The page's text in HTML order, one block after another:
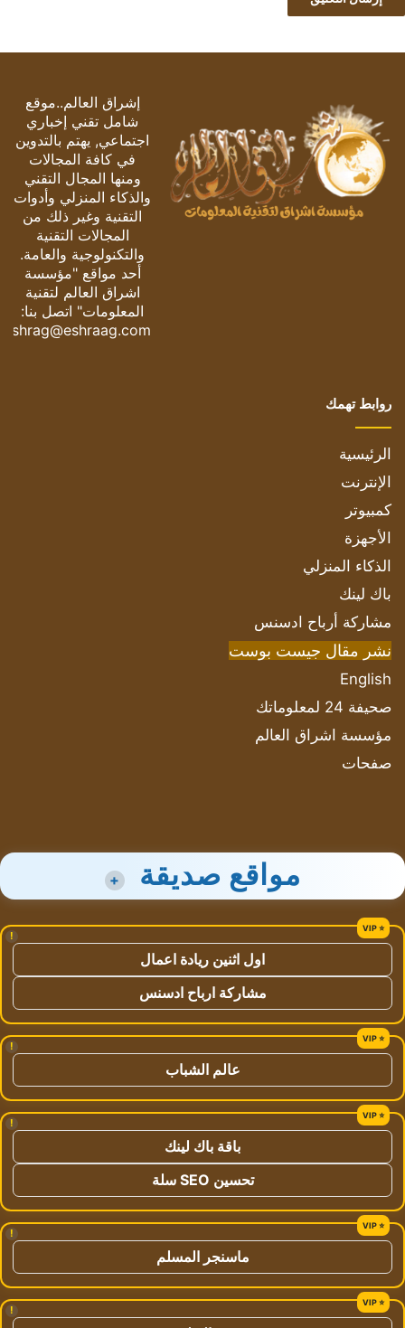
إشراق العالم..موقع
شامل تقني إخباري
اجتماعي, يهتم بالتدوين
في كافة المجالات
ومنها المجال التقني
والذكاء المنزلي وأدوات
التقنية وغير ذلك من
المجالات التقنية
والتكنولوجية والعامة.
أحد مواقع "مؤسسة
اشراق العالم لتقنية
المعلومات" اتصل بنا:
eshrag@eshraag.com
روابط تهمك
الرئيسية
الإنترنت
كمبيوتر
الأجهزة
الذكاء المنزلي
باك لينك
مشاركة أرباح ادسنس
نشر مقال جيست بوست
English
صحيفة 24 لمعلوماتك
مؤسسة اشراق العالم
صفحات
مواقع صديقة +
!
اول اثنين ريادة اعمال
مشاركة ارباح ادسنس
!
عالم الشباب
!
باقة باك لينك
تحسين SEO سلة
!
ماسنجر المسلم
!